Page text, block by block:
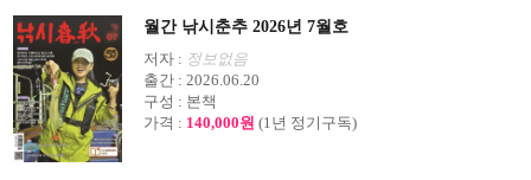
월간 낚시춘추 2026년 7월호
저자 : 정보없음
출간 : 2026.06.20
구성 : 본책
가격 : 140,000원 (1년 정기구독)